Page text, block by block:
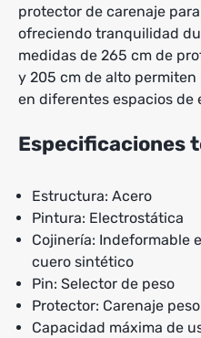
protector de carenaje
ofreciendo tranquilidad
medidas de 265 cm de
y 205 cm de alto
en diferentes espacios de
Especificaciones
Estructura: Acero
Pintura: Electrostática
Cojinería: Indeformable
cuero sintético
Pin: Selector de peso
Protector: Carenaje
Capacidad máxima de